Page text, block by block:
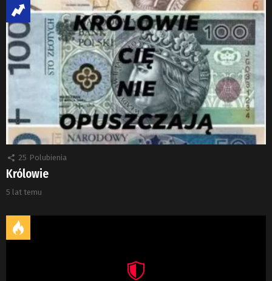
25 Polubienia
Królowie
5 lat temu